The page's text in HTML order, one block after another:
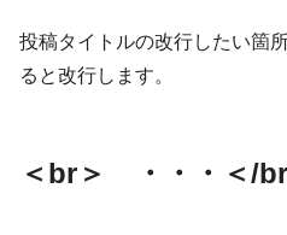
投稿タイトルの改行したい箇
ると改行します。
＜br＞ ・・・＜/br